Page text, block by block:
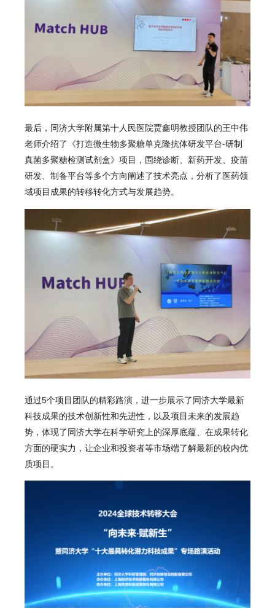
最后，同济大学附属第十人民医院贾鑫明教授团队的王中伟
老师介绍了《打造微生物多聚糖单克隆抗体研发平台-研制
真菌多聚糖检测试剂盒》项目，围绕诊断、新药开发、疫苗
研发、制备平台等多个方向阐述了技术亮点，分析了医药领
域项目成果的转移转化方式与发展趋势。
通过5个项目团队的精彩路演，进一步展示了同济大学最新
科技成果的技术创新性和先进性，以及项目未来的发展趋
势，体现了同济大学在科学研究上的深厚底蕴、在成果转化
方面的硬实力，让企业和投资者等市场端了解最新的校内优
质项目。